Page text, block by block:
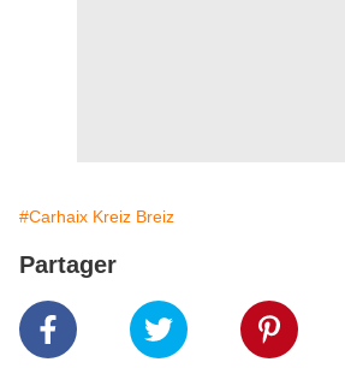
#Carhaix Kreiz Breiz
Partager